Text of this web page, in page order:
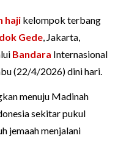
haji kelompok terbang
Gede, Jakarta,
Bandara Internasional
(22/4/2026) dini hari.
menuju Madinah
sekitar pukul
jemaah menjalani